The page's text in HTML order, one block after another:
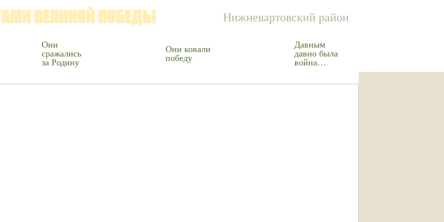
ВЕЛИКОЙ ПОБЕДЫ Нижневартовский район
Они
сражались
за Родину
Они ковали
победу
Давным
давно была
война…